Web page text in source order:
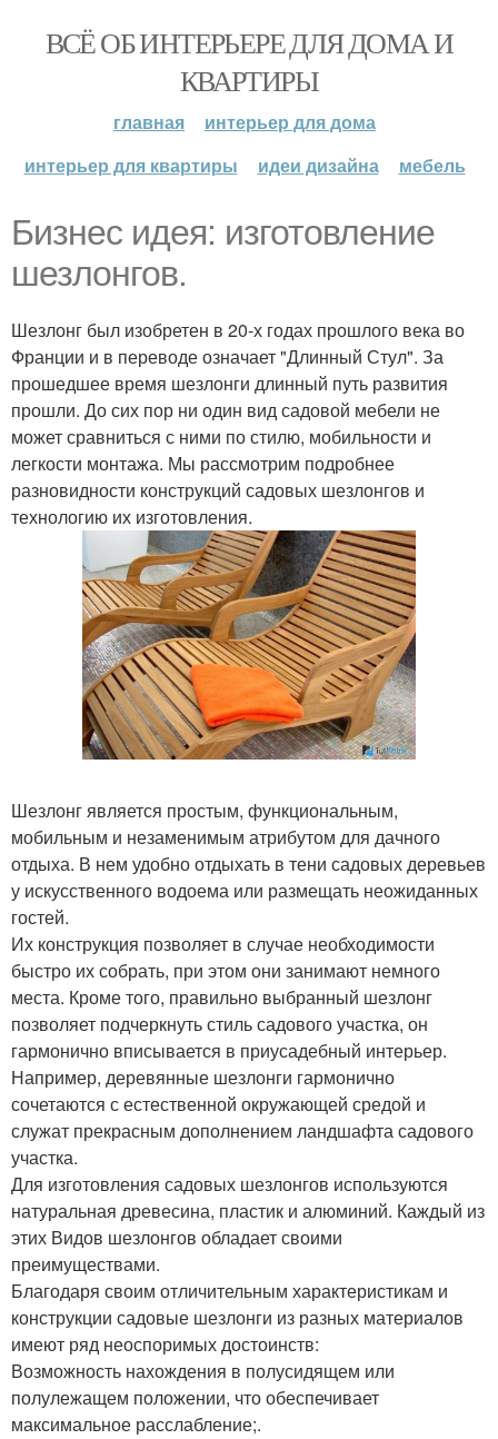
ВСЁ ОБ ИНТЕРЬЕРЕ ДЛЯ ДОМА И
КВАРТИРЫ
главная
интерьер для дома
интерьер для квартиры
идеи дизайна мебель
Бизнес идея: изготовление
шезлонгов.
Шезлонг был изобретен в 20-х годах прошлого века во
Франции и в переводе означает "Длинный Стул". За
прошедшее время шезлонги длинный путь развития
прошли. До сих пор ни один вид садовой мебели не
может сравниться с ними по стилю, мобильности и
легкости монтажа. Мы рассмотрим подробнее
разновидности конструкций садовых шезлонгов и
технологию их изготовления.
Шезлонг является простым, функциональным,
мобильным и незаменимым атрибутом для дачного
отдыха. В нем удобно отдыхать в тени садовых деревьев
у искусственного водоема или размещать неожиданных
гостей.
Их конструкция позволяет в случае необходимости
быстро их собрать, при этом они занимают немного
места. Кроме того, правильно выбранный шезлонг
позволяет подчеркнуть стиль садового участка, он
гармонично вписывается в приусадебный интерьер.
Например, деревянные шезлонги гармонично
сочетаются с естественной окружающей средой и
служат прекрасным дополнением ландшафта садового
участка.
Для изготовления садовых шезлонгов используются
натуральная древесина, пластик и алюминий. Каждый из
этих Видов шезлонгов обладает своими
преимуществами.
Благодаря своим отличительным характеристикам и
конструкции садовые шезлонги из разных материалов
имеют ряд неоспоримых достоинств:
Возможность нахождения в полусидящем или
полулежащем положении, что обеспечивает
максимальное расслабление;.